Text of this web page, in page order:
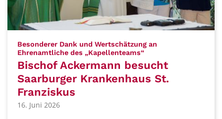
Besonderer Dank und Wertschätzung an
Ehrenamtliche des „Kapellenteams“:
Bischof Ackermann besucht
Saarburger Krankenhaus St.
Franziskus
16. Juni 2026